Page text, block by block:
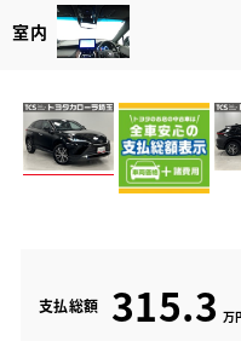
室内
支払総額 315.3